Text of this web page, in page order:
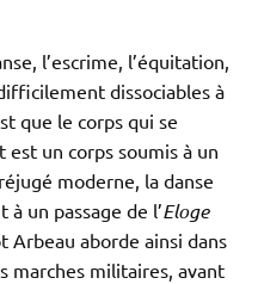
l’escrime, l’équitation,
dissociables à
que le corps qui se
un corps soumis à un
moderne, la danse
un passage de l’Eloge
Arbeau aborde ainsi dans
marches militaires, avant